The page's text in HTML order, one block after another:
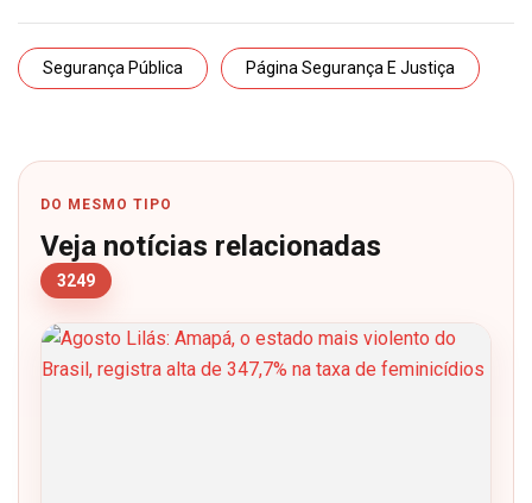
Segurança Pública Página Segurança E Justiça
DO MESMO TIPO
Veja notícias relacionadas
3249